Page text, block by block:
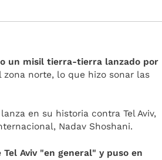
un misil tierra-tierra lanzado por
norte, lo que hizo sonar las
en su historia contra Tel Aviv,
Nadav Shoshani.
Aviv "en general" y puso en